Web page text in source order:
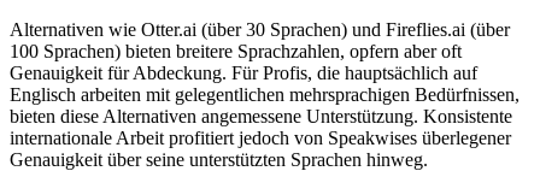
Alternativen wie Otter.ai (über 30 Sprachen) und Fireflies.ai (über
100 Sprachen) bieten breitere Sprachzahlen, opfern aber oft
Genauigkeit für Abdeckung. Für Profis, die hauptsächlich auf
Englisch arbeiten mit gelegentlichen mehrsprachigen Bedürfnissen,
bieten diese Alternativen angemessene Unterstützung. Konsistente
internationale Arbeit profitiert jedoch von Speakwises überlegener
Genauigkeit über seine unterstützten Sprachen hinweg.